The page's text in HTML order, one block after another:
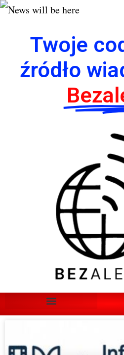
Twoje
źródło